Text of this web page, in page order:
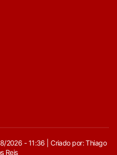
- 11:36 | Criado por: Thiago
Reis